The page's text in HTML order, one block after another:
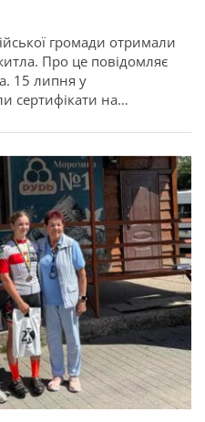
громади отримали
Про це повідомляє
15 липня у
сертифікати на
Олександрійської
вісім учасників бойових
Володимир Самойлов,
Каменецький, Михайло